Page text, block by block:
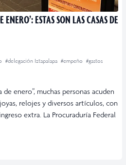
ENERO’: ESTAS SON LAS CASAS DE
#delegación Iztapalapa #empeño #gastos
enero”, muchas personas acuden
relojes y diversos artículos, con
extra. La Procuraduría Federal